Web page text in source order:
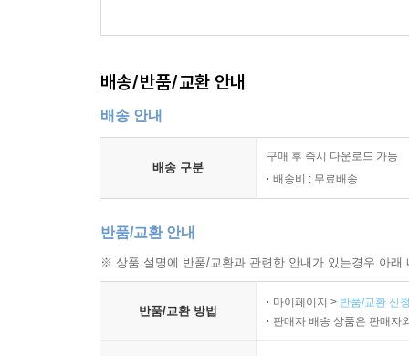
배송/반품/교환 안내
배송 안내
배송 구분
구매 후 즉시 다운로드 가능
배송비 : 무료배송
반품/교환 안내
※ 상품 설명에 반품/교환과 관련한 안내가 있는경우 아
반품/교환 방법
마이페이지 > 반품/교환 신
판매자 배송 상품은 판매자